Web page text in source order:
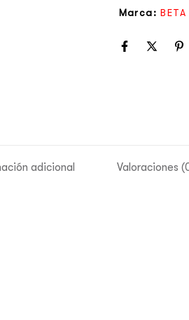
Marca:
adicional Valoraciones